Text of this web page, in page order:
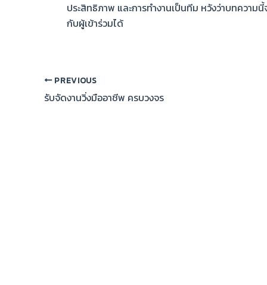
ประสิทธิภาพ และการทำงานเป็นทีม หวังว่าบทความ
กับผู้เข้าร่วมได้
PREVIOUS
รับจัดงานวิ่งมืออาชีพ ครบวงจร